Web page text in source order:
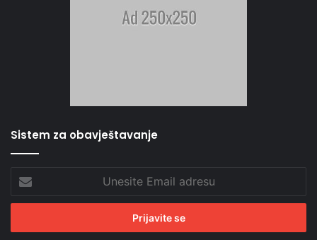
Sistem za obavještavanje
Unesite
Email
adresu